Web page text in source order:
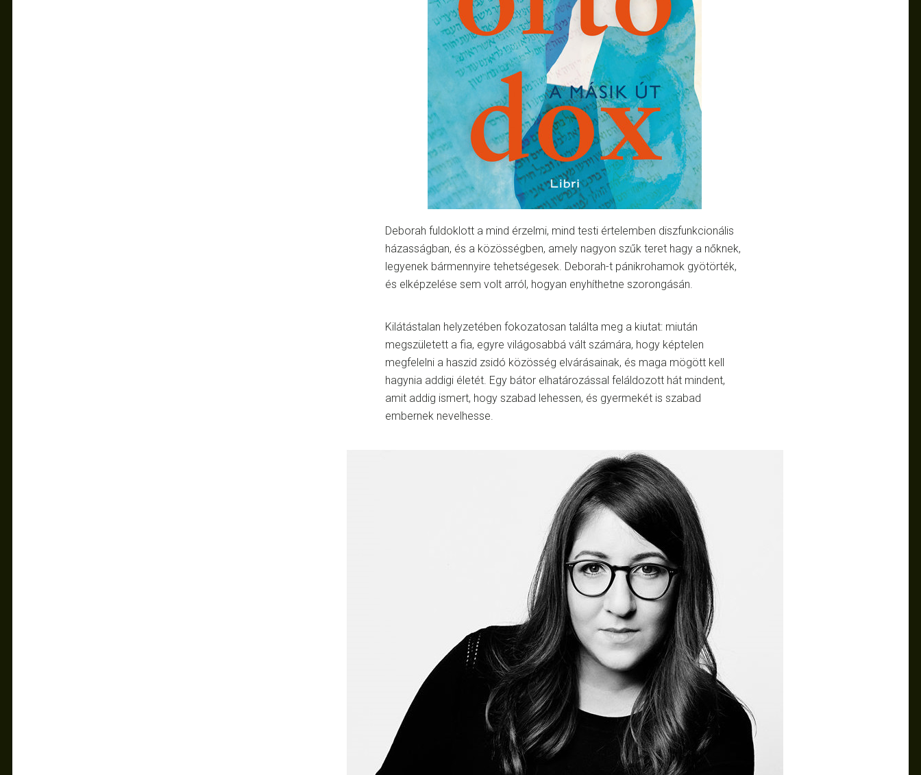
Deborah fuldoklott a mind érzelmi, mind testi értelemben diszfunkcionális
házasságban, és a közösségben, amely nagyon szűk teret hagy a nőknek,
legyenek bármennyire tehetségesek. Deborah-t pánikrohamok gyötörték,
és elképzelése sem volt arról, hogyan enyhíthetne szorongásán.
Kilátástalan helyzetében fokozatosan találta meg a kiutat: miután
megszületett a fia, egyre világosabbá vált számára, hogy képtelen
megfelelni a haszid zsidó közösség elvárásainak, és maga mögött kell
hagynia addigi életét. Egy bátor elhatározással feláldozott hát mindent,
amit addig ismert, hogy szabad lehessen, és gyermekét is szabad
embernek nevelhesse.